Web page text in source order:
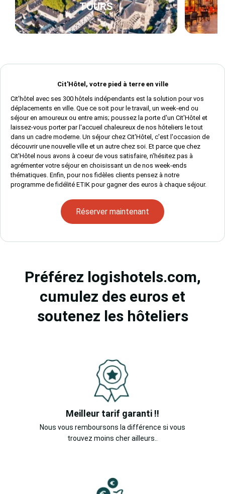
TOURS
Cit'Hôtel, votre pied à terre en ville
Cit'hôtel avec ses 300 hôtels indépendants est la solution pour vos
déplacements en ville. Que ce soit pour le travail, un week-end ou
séjour en amoureux ou entre amis; poussez la porte d'un Cit'Hôtel et
laissez-vous porter par l'accueil chaleureux de nos hôteliers le tout
dans un cadre moderne. Un séjour chez Cit'Hôtel, c'est l'occasion de
découvrir une nouvelle ville et un autre chez soi. Et parce que chez
Cit'Hôtel nous avons à coeur de vous satisfaire, n'hésitez pas à
agrémenter votre séjour en choisissant un de nos week-ends
thématiques. Enfin, pour nos fidèles clients pensez à notre
programme de fidélité ETIK pour gagner des euros à chaque séjour.
Réserver maintenant
Préférez logishotels.com,
cumulez des euros et
soutenez les hôteliers
Meilleur tarif garanti !!
Nous vous remboursons la différence si vous
trouvez moins cher ailleurs..